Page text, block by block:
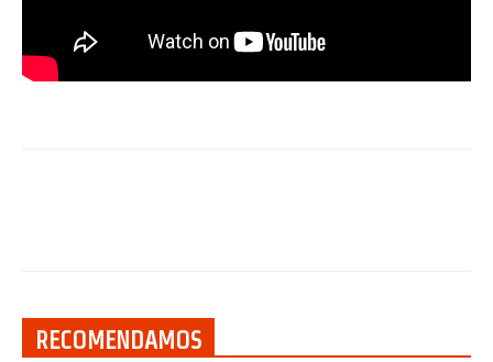
RECOMENDAMOS